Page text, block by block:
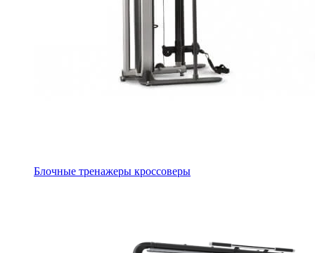
Блочные тренажеры кроссоверы